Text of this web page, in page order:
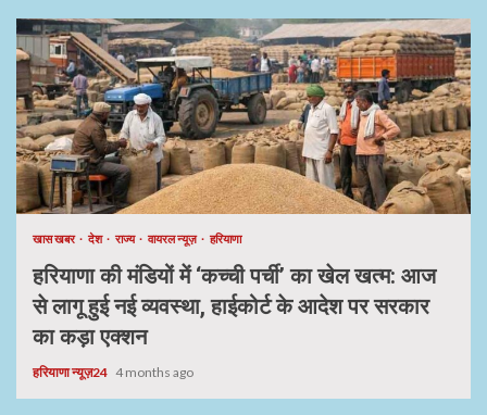
खास खबर देश राज्य वायरल न्यूज़ हरियाणा
हरियाणा की मंडियों में ‘कच्ची पर्ची’ का खेल खत्म: आज
से लागू हुई नई व्यवस्था, हाईकोर्ट के आदेश पर सरकार
का कड़ा एक्शन
हरियाणा न्यूज़24 4 months ago